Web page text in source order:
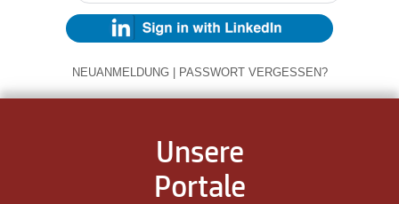
NEUANMELDUNG | PASSWORT VERGESSEN?
Unsere
Portale